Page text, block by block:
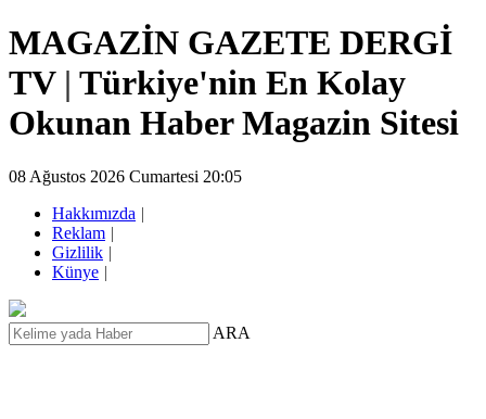
MAGAZİN GAZETE DERGİ
TV | Türkiye'nin En Kolay
Okunan Haber Magazin Sitesi
08 Ağustos 2026 Cumartesi 20:05
Hakkımızda |
Reklam |
Gizlilik |
Künye |
ARA